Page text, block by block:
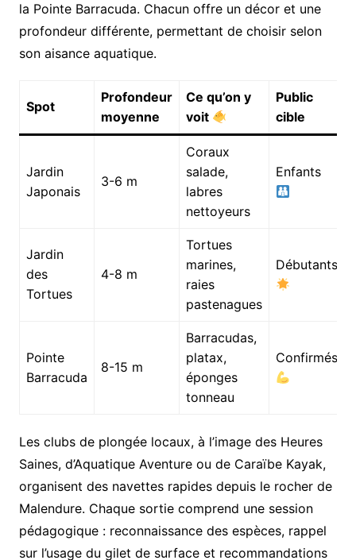
la Pointe Barracuda. Chacun offre un décor et une
profondeur différente, permettant de choisir selon
son aisance aquatique.
Spot
Profondeur
moyenne
Ce qu’on y
voit
Public
cible
Jardin
Japonais
3-6 m
Coraux
salade,
labres
nettoyeurs
Enfants
Jardin
des
Tortues
4-8 m
Tortues
marines,
raies
pastenagues
Débutants
Pointe
Barracuda
8-15 m
Barracudas,
platax,
éponges
tonneau
Confirmés
Les clubs de plongée locaux, à l’image des Heures
Saines, d’Aquatique Aventure ou de Caraïbe Kayak,
organisent des navettes rapides depuis le rocher de
Malendure. Chaque sortie comprend une session
pédagogique : reconnaissance des espèces, rappel
sur l’usage du gilet de surface et recommandations